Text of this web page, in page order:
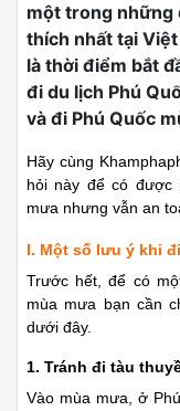
một trong những
thích nhất tại
là thời điểm bắt
đi du lịch Phú
và đi Phú Quốc
Hãy cùng
hỏi này để có được
mưa nhưng vẫn an
I. Một số lưu ý khi
Trước hết, để có
mùa mưa bạn cần
dưới đây.
1. Tránh đi tàu
Vào mùa mưa, ở